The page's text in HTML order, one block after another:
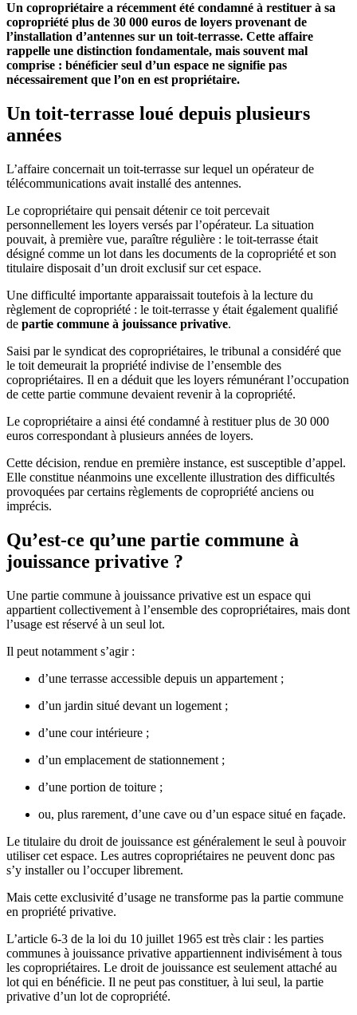
Un copropriétaire a récemment été condamné à restituer à sa
copropriété plus de 30 000 euros de loyers provenant de
l’installation d’antennes sur un toit-terrasse. Cette affaire
rappelle une distinction fondamentale, mais souvent mal
comprise : bénéficier seul d’un espace ne signifie pas
nécessairement que l’on en est propriétaire.
Un toit-terrasse loué depuis plusieurs
années
L’affaire concernait un toit-terrasse sur lequel un opérateur de
télécommunications avait installé des antennes.
Le copropriétaire qui pensait détenir ce toit percevait
personnellement les loyers versés par l’opérateur. La situation
pouvait, à première vue, paraître régulière : le toit-terrasse était
désigné comme un lot dans les documents de la copropriété et son
titulaire disposait d’un droit exclusif sur cet espace.
Une difficulté importante apparaissait toutefois à la lecture du
règlement de copropriété : le toit-terrasse y était également qualifié
de partie commune à jouissance privative.
Saisi par le syndicat des copropriétaires, le tribunal a considéré que
le toit demeurait la propriété indivise de l’ensemble des
copropriétaires. Il en a déduit que les loyers rémunérant l’occupation
de cette partie commune devaient revenir à la copropriété.
Le copropriétaire a ainsi été condamné à restituer plus de 30 000
euros correspondant à plusieurs années de loyers.
Cette décision, rendue en première instance, est susceptible d’appel.
Elle constitue néanmoins une excellente illustration des difficultés
provoquées par certains règlements de copropriété anciens ou
imprécis.
Qu’est-ce qu’une partie commune à
jouissance privative ?
Une partie commune à jouissance privative est un espace qui
appartient collectivement à l’ensemble des copropriétaires, mais dont
l’usage est réservé à un seul lot.
Il peut notamment s’agir :
d’une terrasse accessible depuis un appartement ;
d’un jardin situé devant un logement ;
d’une cour intérieure ;
d’un emplacement de stationnement ;
d’une portion de toiture ;
ou, plus rarement, d’une cave ou d’un espace situé en façade.
Le titulaire du droit de jouissance est généralement le seul à pouvoir
utiliser cet espace. Les autres copropriétaires ne peuvent donc pas
s’y installer ou l’occuper librement.
Mais cette exclusivité d’usage ne transforme pas la partie commune
en propriété privative.
L’article 6-3 de la loi du 10 juillet 1965 est très clair : les parties
communes à jouissance privative appartiennent indivisément à tous
les copropriétaires. Le droit de jouissance est seulement attaché au
lot qui en bénéficie. Il ne peut pas constituer, à lui seul, la partie
privative d’un lot de copropriété.